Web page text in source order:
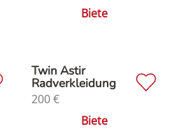
Biete
Twin Astir
Radverkleidung
200€
Biete